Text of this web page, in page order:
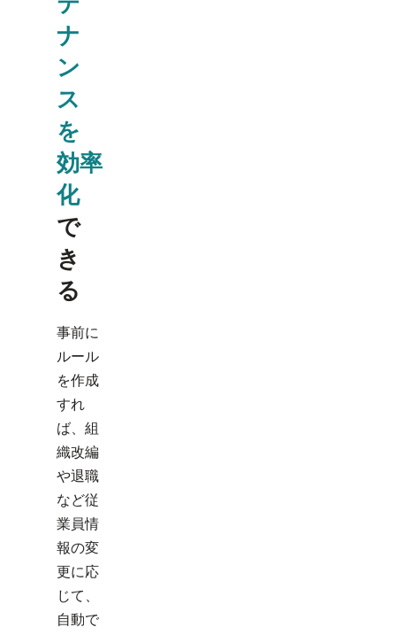
ナ
ン
ス
を
効率
化
で
き
る
事前に
ルール
を作成
すれ
ば、組
織改編
や退職
など従
業員情
報の変
更に応
じて、
自動で